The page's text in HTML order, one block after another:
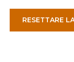
RESETTARE